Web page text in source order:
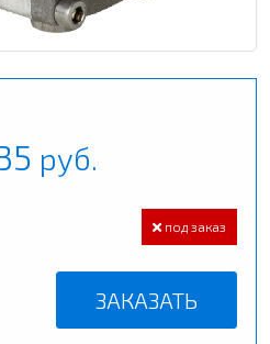
руб.
под заказ
ЗАКАЗАТЬ